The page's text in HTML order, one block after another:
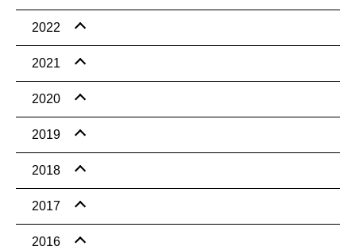
2022
2021
2020
2019
2018
2017
2016